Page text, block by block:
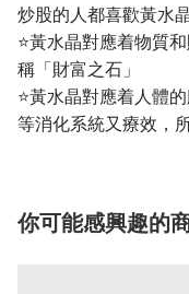
炒股的人都喜歡黃水
⭐黃水晶對應着物質
稱「財富之石」
⭐黃水晶對應着人體
等消化系統又療效，
你可能感興趣的